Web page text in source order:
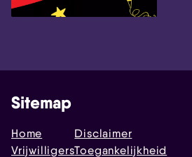
Sitemap
Home
Vrijwilligers
Disclaimer
Toegankelijkheid